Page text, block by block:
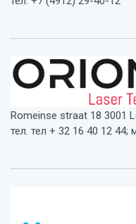
Romeinse straat 18 3001
тел. тел + 32 16 40 12